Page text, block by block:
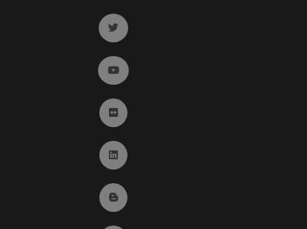
Ir a twitter (abre en ventana nueva)
Ir a YouTube (abre en ventana nueva)
Ir a Flickr (abre en ventana nueva)
Ir a Linkedin (abre en ventana nueva)
Ir al Blog (abre en ventana nueva)